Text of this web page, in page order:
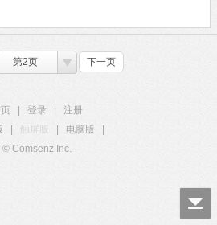
第2页 下一页
登录
注册
触屏版 电脑版
© Comsenz Inc.